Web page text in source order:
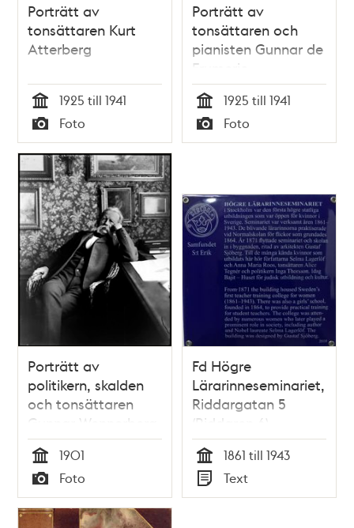
Porträtt av
tonsättaren Kurt
Atterberg
Tid
1925 till 1941
Typ
Foto
Porträtt av
tonsättaren och
pianisten Gunnar de
Frumerie
Tid
1925 till 1941
Typ
Foto
Porträtt av
politikern, skalden
och tonsättaren
Gunnar Wennerberg
Tid
1901
Typ
Foto
Fd Högre
Lärarinneseminariet,
Riddargatan 5
(Riddaren 6),
Östermalm
Tid
1861 till 1943
Typ
Text